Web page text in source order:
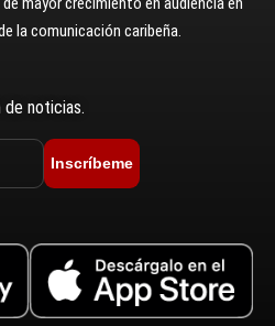
la comunicación caribeña.
noticias.
Inscríbeme